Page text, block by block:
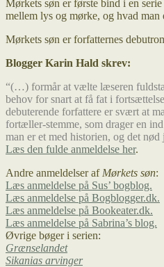
Mørkets søn er første bind i en
mellem lys og mørke, og hvad
Mørkets søn er forfatternes
Blogger Karin Hald skrev:
“(…) formår at vælte læseren
behov for snart at få fat i
debuterende forfattere er svært at
fortæller-stemme, som drager en
man er et med historien, og det
Læs den fulde anmeldelse her.
Andre anmeldelser af Mørkets søn:
Læs anmeldelse på Sus’ bogblog.
Læs anmeldelse på Bogblogger.dk.
Læs anmeldelse på Bookeater.dk.
Læs anmeldelse på Sabrina’s blog.
Øvrige bøger i serien:
Grænselandet
Sikanias arvinger